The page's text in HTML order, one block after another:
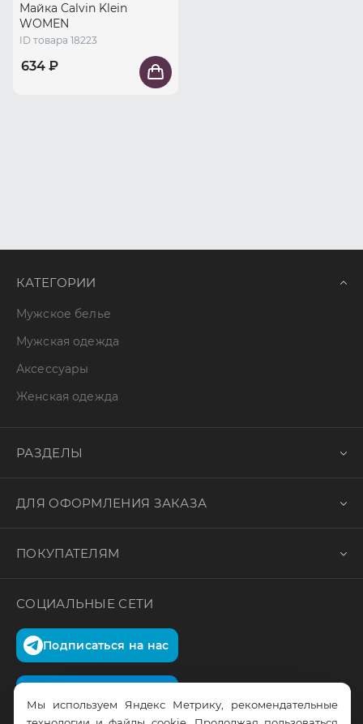
Майка Calvin Klein
WOMEN
ID товара 18223
634 ₽
КАТЕГОРИИ
Мужское белье
Мужская одежда
Аксессуары
Женская одежда
РАЗДЕЛЫ
ДЛЯ ОФОРМЛЕНИЯ ЗАКАЗА
ПОКУПАТЕЛЯМ
СОЦИАЛЬНЫЕ СЕТИ
Подписаться на нас
Мы используем Яндекс Метрику, рекомендательные